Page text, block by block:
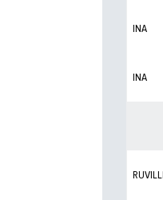
INA
INA